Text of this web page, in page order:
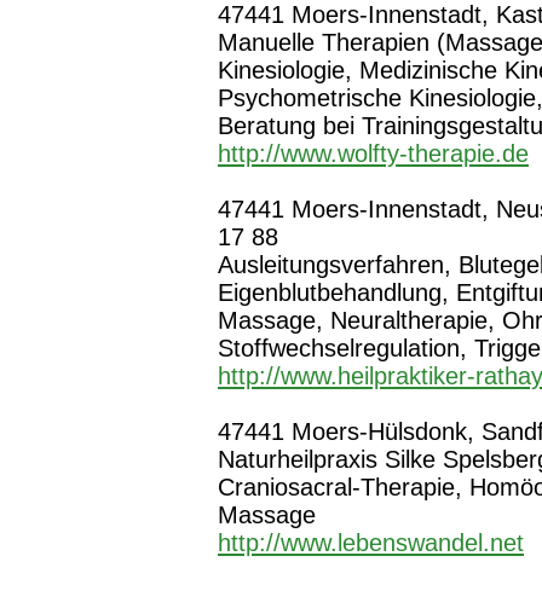
47441 Moers-Innenstadt,
Manuelle Therapien
Kinesiologie, Medizinische
Psychometrische
Beratung bei
http://www.wolfty-therapie.de
47441 Moers-Innenstadt,
17 88
Ausleitungsverfahren,
Eigenblutbehandlung,
Massage, Neuraltherapie,
Stoffwechselregulation,
http://www.heilpraktiker-
47441 Moers-Hülsdonk,
Naturheilpraxis Silke
Craniosacral-Therapie,
Massage
http://www.lebenswandel.net